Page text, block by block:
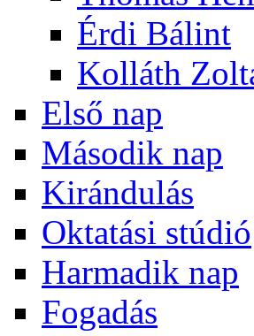
Ér­di Bá­lint
Kol­láth
El­ső nap
Má­so­dik nap
Ki­rán­du­lás
Ok­ta­tá­si stú­dió
Har­ma­dik nap
Fo­ga­dás